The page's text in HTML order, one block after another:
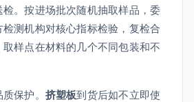
。按进场批次随机抽取样品，委
测机构对核心指标检验，复检合
样点在材料的几个不同包装和不
保护。 挤塑板到货后如不立即使